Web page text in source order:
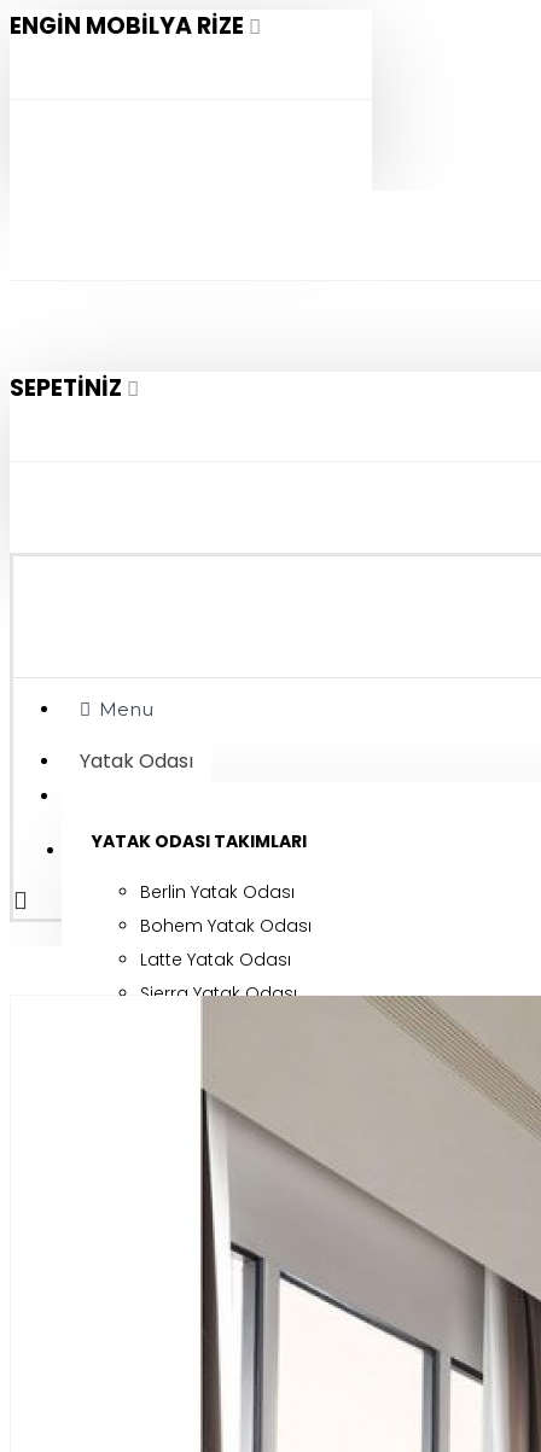
ENGIN MOBILYA RIZE
SEPETINIZ
Menu
Yatak Odası
YATAK ODASI TAKIMLARI
Berlin Yatak Odası
Bohem Yatak Odası
Latte Yatak Odası
Sierra Yatak Odası
Line Yatak Odası
Madrit Yatak Odası
Tüm Ürünleri İncele
Kayıt Ol